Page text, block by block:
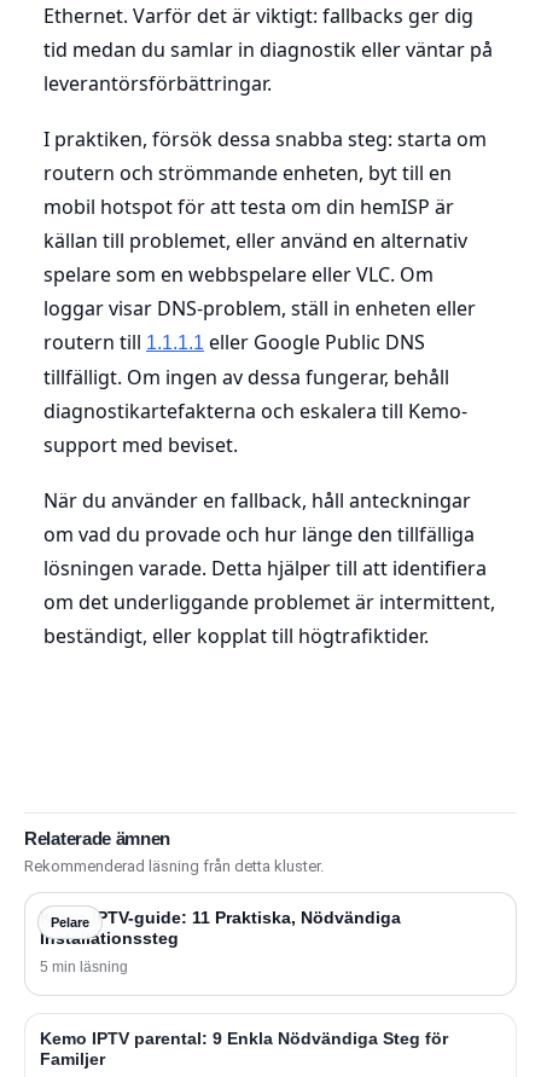
Ethernet. Varför det är viktigt: fallbacks ger dig
tid medan du samlar in diagnostik eller väntar på
leverantörsförbättringar.
I praktiken, försök dessa snabba steg: starta om
routern och strömmande enheten, byt till en
mobil hotspot för att testa om din hemISP är
källan till problemet, eller använd en alternativ
spelare som en webbspelare eller VLC. Om
loggar visar DNS-problem, ställ in enheten eller
routern till 1.1.1.1 eller Google Public DNS
tillfälligt. Om ingen av dessa fungerar, behåll
diagnostikartefakterna och eskalera till Kemo-
support med beviset.
När du använder en fallback, håll anteckningar
om vad du provade och hur länge den tillfälliga
lösningen varade. Detta hjälper till att identifiera
om det underliggande problemet är intermittent,
beständigt, eller kopplat till högtrafiktider.
Relaterade ämnen
Rekommenderad läsning från detta kluster.
Pelare
Kemo IPTV-guide: 11 Praktiska, Nödvändiga
Installationssteg
5 min läsning
Kemo IPTV parental: 9 Enkla Nödvändiga Steg för
Familjer